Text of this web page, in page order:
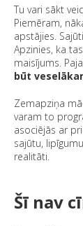
Tu vari sākt
Piemēram,
apstājies.
Apzinies, ka
maisījums.
būt
Zemapziņa
varam to
asociējās ar
sajūtu,
realitāti.
Šī nav